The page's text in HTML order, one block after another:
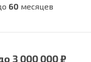
60месяцев
3 000 000 ₽